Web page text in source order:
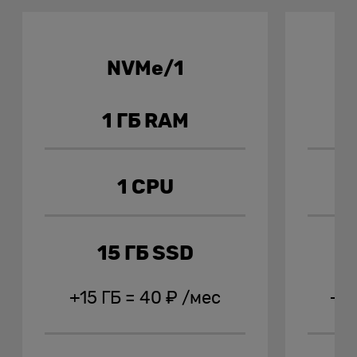
NVMe/1
1 ГБ RAM
1 CPU
15 ГБ SSD
+15 ГБ = 40 ₽ /мес